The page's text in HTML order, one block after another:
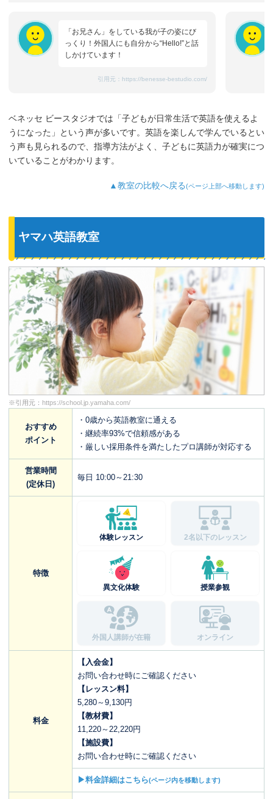
「お兄さん」をしている我が子の姿にび
っくり！外国人にも自分から“Hello!”と話
しかけています！
引用元： https://benesse-bestudio.com/
ベネッセ ビースタジオでは「子どもが日常生活で英語を使えるよ
うになった」という声が多いです。英語を楽しんで学んでいるとい
う声も見られるので、指導方法がよく、子どもに英語力が確実につ
いていることがわかります。
▲教室の比較へ戻る(ページ上部へ移動します)
ヤマハ英語教室
※引用元： https://school.jp.yamaha.com/
おすすめ
ポイント
・0歳から英語教室に通える
・継続率93%で信頼感がある
・厳しい採用条件を満たしたプロ講師が対応する
営業時間
(定休日)
毎日 10:00～21:30
特徴
体験レッスン 2名以下のレッスン
異文化体験 授業参観
外国人講師が在籍 オンライン
料金
【入会金】
お問い合わせ時にご確認ください
【レッスン料】
5,280～9,130円
【教材費】
11,220～22,220円
【施設費】
お問い合わせ時にご確認ください
▶料金詳細はこちら(ページ内を移動します)